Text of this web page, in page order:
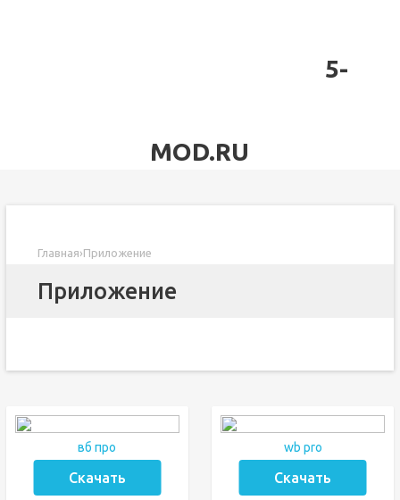
5-
MOD.RU
Главная›Приложение
Приложение
вб про
Скачать
wb pro
Скачать